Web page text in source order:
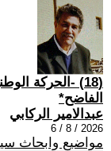
(18) -الحركة
الفاضح*
عبدالامير الركابي
2026 / 8 / 6
مواضيع وابحاث